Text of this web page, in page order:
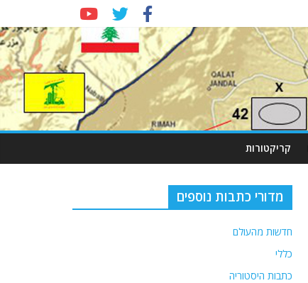
קריקטורות
מדורי כתבות נוספים
חדשות מהעולם
כללי
כתבות היסטוריה